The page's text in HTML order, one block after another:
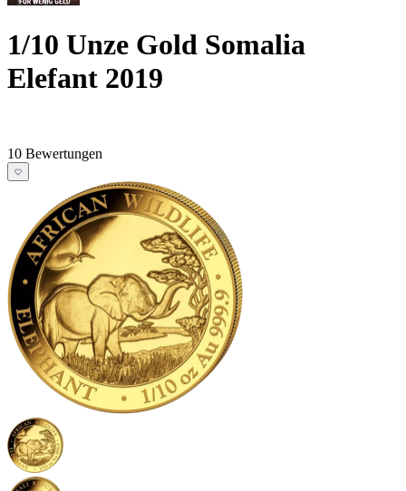
1/10 Unze Gold Somalia
Elefant 2019
10 Bewertungen